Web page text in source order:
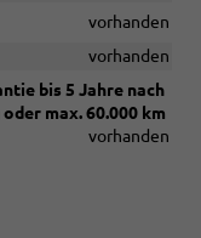
vorhanden
vorhanden
bis 5 Jahre nach
max. 60.000 km
vorhanden